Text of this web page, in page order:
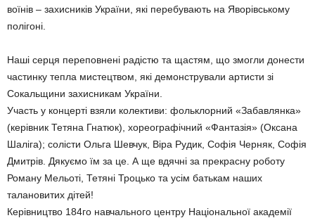
воїнів – захисників України, які перебувають на Яворівському
полігоні.
Наші серця переповнені радістю та щастям, що змогли донести
частинку тепла мистецтвом, які демонстрували артисти зі
Сокальщини захисникам України.
Участь у концерті взяли колективи: фольклорний «Забавлянка»
(керівник Тетяна Гнатюк), хореографічний «Фантазія» (Оксана
Шаліга); солісти Ольга Шевчук, Віра Рудик, Софія Черняк, Софія
Дмитрів. Дякуємо їм за це. А ще вдячні за прекрасну роботу
Роману Мельоті, Тетяні Троцько та усім батькам наших
талановитих дітей!
Керівництво 184го навчального центру Національної академії